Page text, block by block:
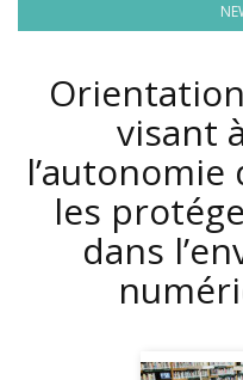
visant
les
dans